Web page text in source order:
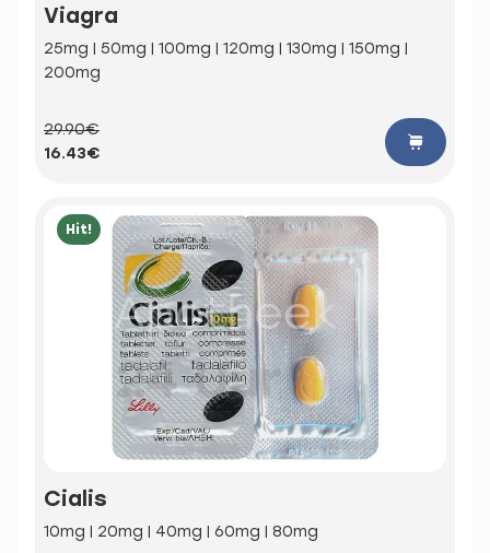
Viagra
25mg | 50mg | 100mg | 120mg | 130mg | 150mg |
200mg
29.90€
16.43€
Hit!
Cialis
10mg | 20mg | 40mg | 60mg | 80mg